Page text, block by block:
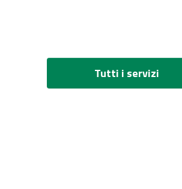
Tutti i servizi